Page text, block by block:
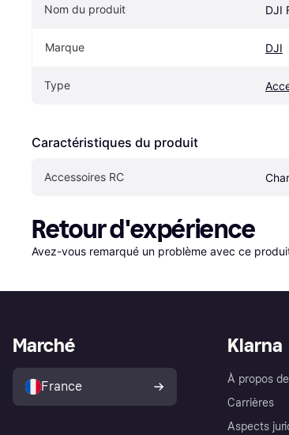
Nom du produit DJI
Marque DJI
Type
Caractéristiques du produit
Accessoires RC
Retour d'expérience
Avez-vous remarqué un problème avec ce
Klarna
À propos
Carrières
Aspects
Marché
France